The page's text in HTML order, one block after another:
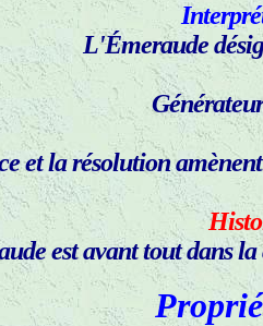
L'Émeraude
et la résolution
est avant tout dans